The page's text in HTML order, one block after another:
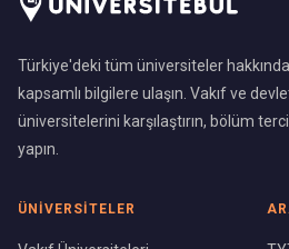
Türkiye'deki tüm üniversiteler hakkında
kapsamlı bilgilere ulaşın. Vakıf ve
üniversitelerini karşılaştırın, bölüm
yapın.
ÜNIVERSITELER